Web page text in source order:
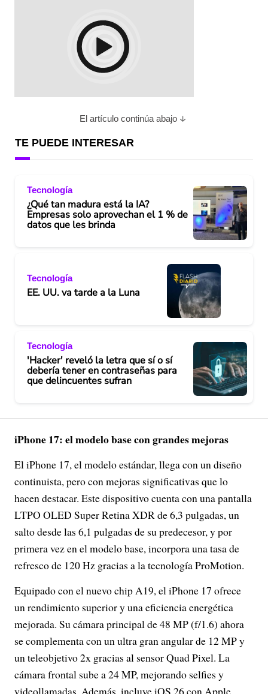
El artículo continúa abajo
TE PUEDE INTERESAR
Tecnología
¿Qué tan madura está la IA?
Empresas solo aprovechan el 1 % de
datos que les brinda
Tecnología
EE. UU. va tarde a la Luna
Tecnología
'Hacker' reveló la letra que sí o sí
debería tener en contraseñas para
que delincuentes sufran
iPhone 17: el modelo base con grandes mejoras
El iPhone 17, el modelo estándar, llega con un diseño
continuista, pero con mejoras significativas que lo
hacen destacar. Este dispositivo cuenta con una pantalla
LTPO OLED Super Retina XDR de 6,3 pulgadas, un
salto desde las 6,1 pulgadas de su predecesor, y por
primera vez en el modelo base, incorpora una tasa de
refresco de 120 Hz gracias a la tecnología ProMotion.
Equipado con el nuevo chip A19, el iPhone 17 ofrece
un rendimiento superior y una eficiencia energética
mejorada. Su cámara principal de 48 MP (f/1.6) ahora
se complementa con un ultra gran angular de 12 MP y
un teleobjetivo 2x gracias al sensor Quad Pixel. La
cámara frontal sube a 24 MP, mejorando selfies y
videollamadas. Además, incluye iOS 26 con Apple